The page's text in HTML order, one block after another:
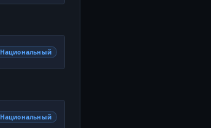
Национальный
Национальный